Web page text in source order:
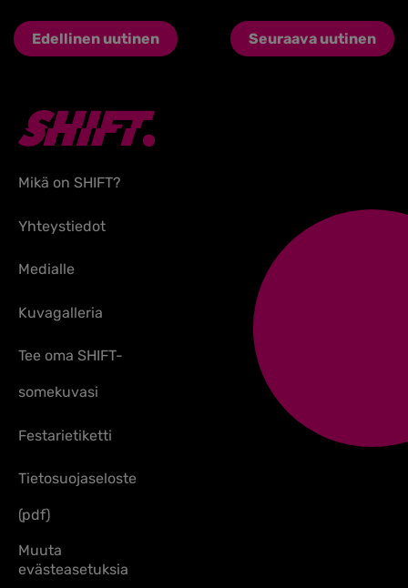
Edellinen uutinen Seuraava uutinen
Mikä on SHIFT?
Yhteystiedot
Medialle
Kuvagalleria
Tee oma SHIFT-
somekuvasi
Festarietiketti
Tietosuojaseloste
(pdf)
Muuta
evästeasetuksia